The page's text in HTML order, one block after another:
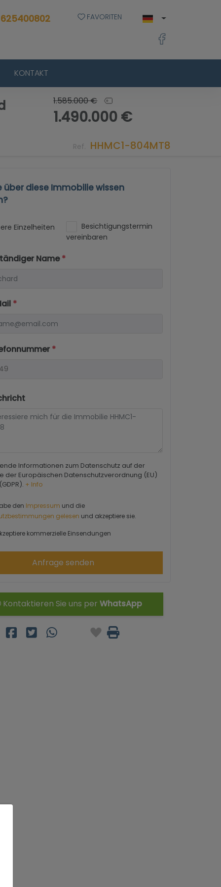
FAVORITEN
KONTAKT
1.585.000 €
1.490.000 €
Ref. HHMC1-804MT8
über diese Immobilie wissen
Einzelheiten
Besichtigungstermin
vereinbaren
Name*
*
*
Informationen zum Datenschutz auf der
der Europäischen Datenschutzverordnung (EU)
+ Info
den Impressum und die
gelesen und akzeptiere sie.
kommerzielle Einsendungen
Anfrage senden
Kontaktieren Sie uns per WhatsApp